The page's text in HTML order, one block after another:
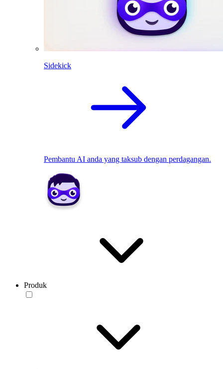
Sidekick
Pembantu AI anda yang taksub dengan perdagangan.
Produk